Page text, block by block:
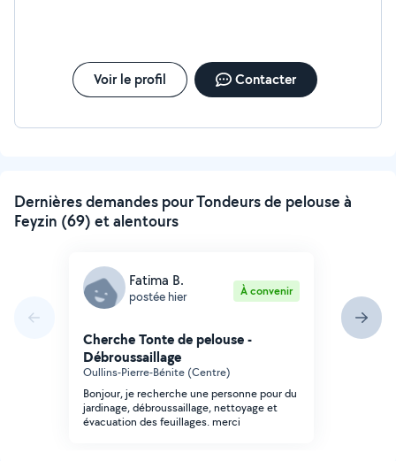
Voir le profil Contacter
Dernières demandes pour Tondeurs de pelouse à
Feyzin (69) et alentours
Fatima B.
postée hier À convenir
Cherche Tonte de pelouse -
Débroussaillage
Oullins-Pierre-Bénite (Centre)
Bonjour, je recherche une personne pour du
jardinage, débroussaillage, nettoyage et
évacuation des feuillages. merci